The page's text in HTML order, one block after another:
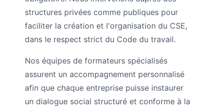
structures privées comme publiques pour
faciliter la création et l'organisation du CSE,
dans le respect strict du Code du travail.
Nos équipes de formateurs spécialisés
assurent un accompagnement personnalisé
afin que chaque entreprise puisse instaurer
un dialogue social structuré et conforme à la